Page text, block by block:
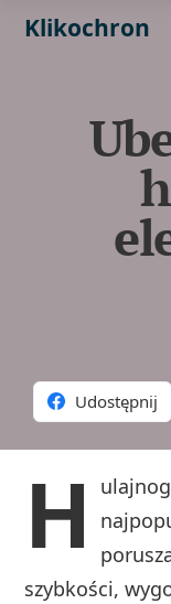
Klikochron
Udostępnij
H
szybkości,